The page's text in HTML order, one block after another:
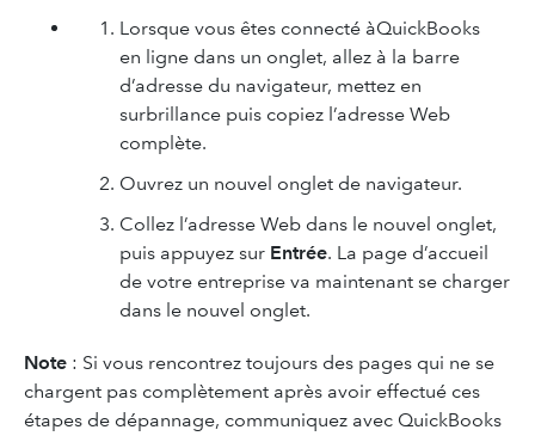
Lorsque vous êtes connecté àQuickBooks
en ligne dans un onglet, allez à la barre
d’adresse du navigateur, mettez en
surbrillance puis copiez l’adresse Web
complète.
Ouvrez un nouvel onglet de navigateur.
Collez l’adresse Web dans le nouvel onglet,
puis appuyez sur Entrée. La page d’accueil
de votre entreprise va maintenant se charger
dans le nouvel onglet.
Note : Si vous rencontrez toujours des pages qui ne se
chargent pas complètement après avoir effectué ces
étapes de dépannage, communiquez avec QuickBooks